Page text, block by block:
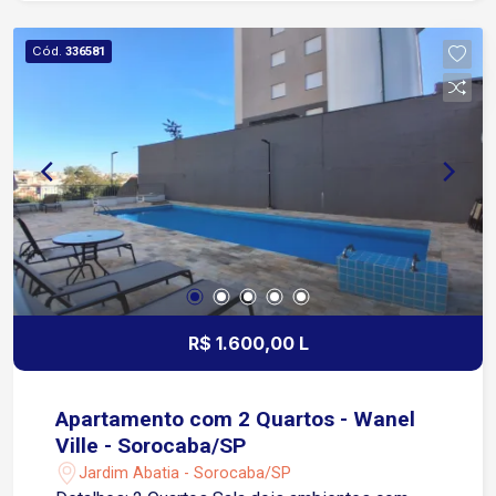
da cidade Aproximadamente 2 minutos da
Avenida Afonso Vergueiro Cerca de 3 minutos da
minutos da Avenida Dom Aguirre Fácil acesso à
Avenida São Paulo em cerca de 7 minutos
Aproximadamente 10 minutos da Rodovia
Raposo Tavares Região com ampla oferta de
supermercados, farmácias, hospitais, escolas,
bancos, restaurantes, padarias, academias e
diversos comércios e serviços
Cód. 336581
R$ 1.600,00 L
Apartamento com 2 Quartos - Wanel
Ville - Sorocaba/SP
Jardim Abatia - Sorocaba/SP